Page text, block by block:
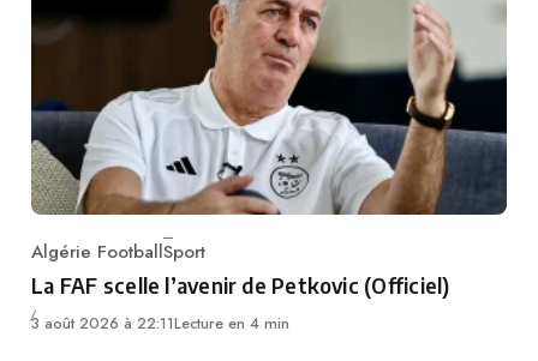
Category
Algérie FootballSport
La FAF scelle l’avenir de Petkovic (Officiel)
3 août 2026 à 22:11Lecture en 4 min